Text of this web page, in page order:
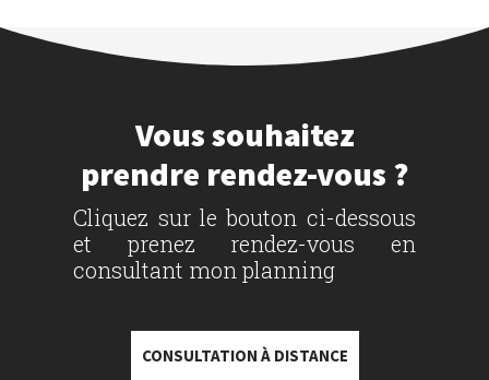
Vous souhaitez
prendre rendez-vous ?
Cliquez sur le bouton ci-dessous
et prenez rendez-vous en
consultant mon planning
CONSULTATION À DISTANCE